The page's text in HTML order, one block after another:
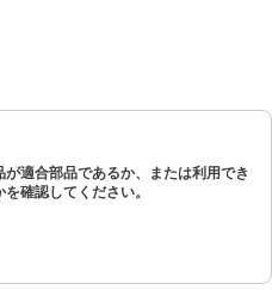
適合部品であるか、または利用でき
確認してください。